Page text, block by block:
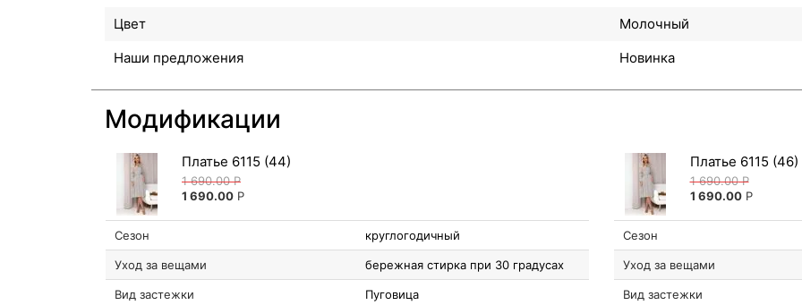
Цвет
Молочный
Наши предложения
Новинка
Модификации
Платье 6115 (44)
1 690.00Р
1 690.00 Р
Сезон круглогодичный
Уход за вещами бережная стирка при 30 градусах
Вид застежки Пуговица
Платье 6115 (46)
1 690.00Р
1 690.00Р
Сезон
Уход за вещами
Вид застежки